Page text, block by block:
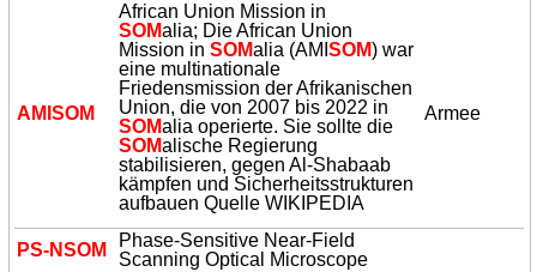
AMISOM
African Union Mission in
SOMalia; DieAfrican Union
Mission inSOMalia (AMISOM) war
eine multinationale
Friedensmission der Afrikanischen
Union, die von 2007 bis 2022 in
SOMalia operierte. Sie sollte die
SOMalische Regierung
stabilisieren, gegen Al‑Shabaab
kämpfen und Sicherheitsstrukturen
aufbauen Quelle WIKIPEDIA
Armee
PS-NSOM
Phase-Sensitive Near-Field
Scanning Optical Microscope